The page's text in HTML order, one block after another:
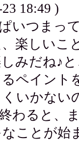
18:49 )
いつまっ
楽しいこ
みだね♪
るペイン
いかない
わると、
ことが始